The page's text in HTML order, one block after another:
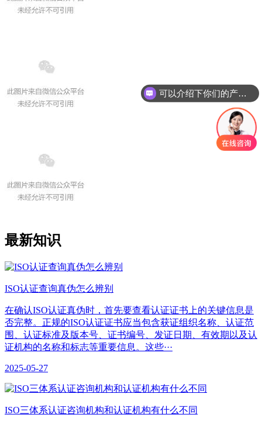
最新知识
ISO认证查询真伪怎么辨别
在确认ISO认证真伪时，首先要查看认证证书上的关键信息是
否完整。正规的ISO认证证书应当包含获证组织名称、认证范
围、认证标准及版本号、证书编号、发证日期、有效期以及认
证机构的名称和标志等重要信息。这些···
2025-05-27
ISO三体系认证咨询机构和认证机构有什么不同
可以介绍下你们的产品么